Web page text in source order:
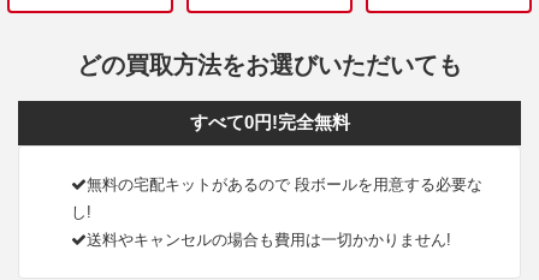
どの買取方法をお選びいただいても
すべて0円!完全無料
無料の宅配キットがあるので 段ボールを用意する必要な
し!
送料やキャンセルの場合も費用は一切かかりません!